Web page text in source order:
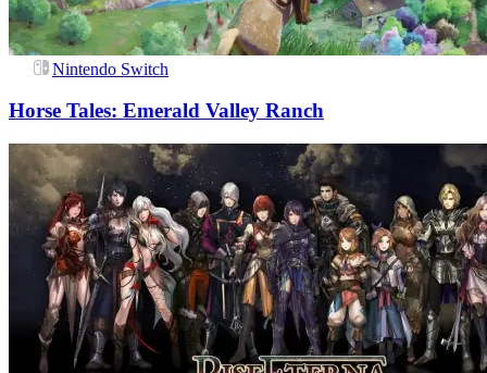
Nintendo Switch
Horse Tales: Emerald Valley Ranch